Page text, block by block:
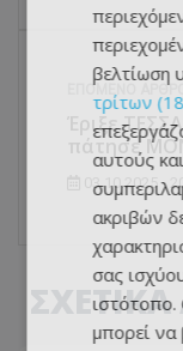
ΕΠΌΜΕΝΟ ΆΡΘΡΟ
Έριξε
πάτησε
03.10.2025 -
βελτίωση
τρίτων
αυτούς
ακριβών
σας
ιστότοπο.
μπορεί να